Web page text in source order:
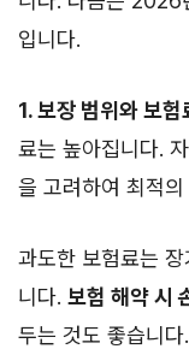
입니다.
1. 보장 범위와 보험
료는 높아집니다.
을 고려하여 최적
과도한 보험료는
니다. 보험 해약 시
두는 것도 좋습니다.